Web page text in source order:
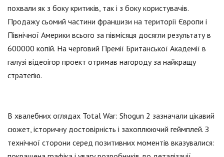
похвали як з боку критиків, так і з боку користувачів.
Продажу сьомий частини франшизи на території Європи і
Північної Америки всього за півмісяця досягли результату в
600000 копій. На черговий Премії Британської Академії в
галузі відеоігор проект отримав нагороду за найкращу
стратегію.
В хвалебних оглядах Total War: Shogun 2 зазначали цікавий
сюжет, історичну достовірність і захоплюючий геймплей. З
технічної сторони серед позитивних моментів вказувалися: